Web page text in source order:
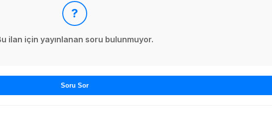
?
ilan için yayınlanan soru bulunmuyor.
Soru Sor